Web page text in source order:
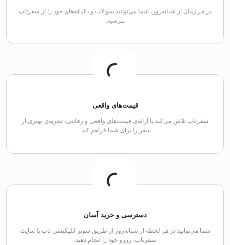
در هر زمان از شبانه‌روز، شما می‌توانید سوالات و دغدغه‌های خود را از سفرتاپ
بپرسید.
قیمت‌های واقعی
سفرتاپ تلاش می‌کند با ارائه‌ی قیمت‌های واقعی و رقابتی، تجربه‌ی بهتری از
سفر را برای شما فراهم کند.
دسترسی و خرید آسان
شما می‌توانید در هر لحظه از شبانه‌روز از طریق سوپر اپلیکیشن تاپ یا سایت
سفرتاپ، رزرو خود را انجام دهید.